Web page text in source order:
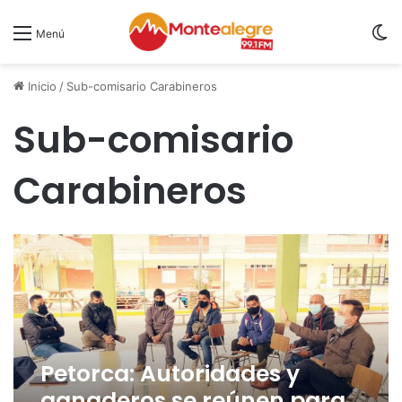
Menú
Inicio / Sub-comisario Carabineros
Sub-comisario
Carabineros
Petorca: Autoridades y